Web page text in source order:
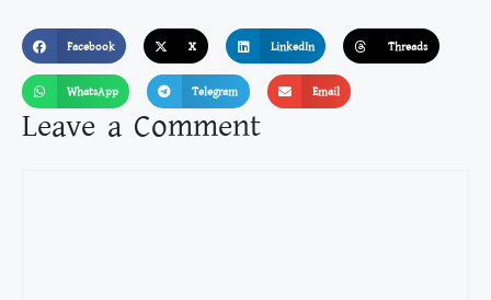
Facebook X LinkedIn Threads
WhatsApp Telegram Email
Leave a Comment